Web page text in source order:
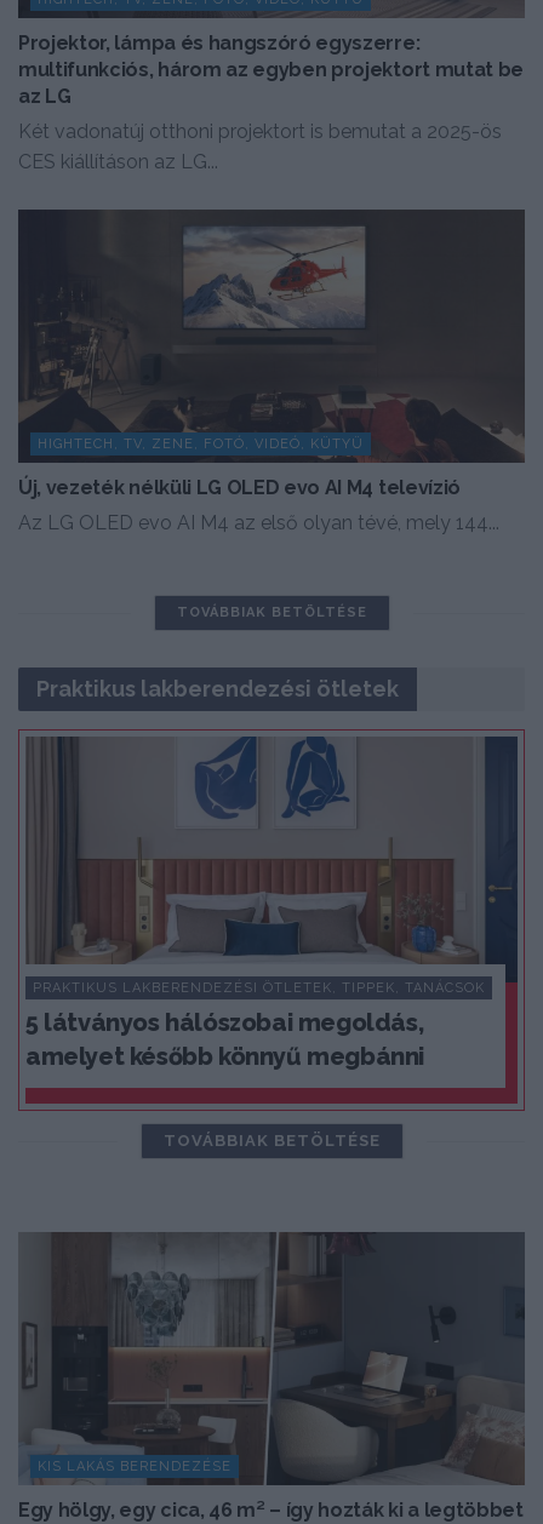
Projektor, lámpa és hangszóró egyszerre:
multifunkciós, három az egyben projektort mutat be
az LG
Két vadonatúj otthoni projektort is bemutat a 2025-ös
CES kiállításon az LG...
HIGHTECH, TV, ZENE, FOTÓ, VIDEÓ, KÜTYÜ
Új, vezeték nélküli LG OLED evo AI M4 televízió
Az LG OLED evo AI M4 az első olyan tévé, mely 144...
TOVÁBBIAK BETÖLTÉSE
Praktikus lakberendezési ötletek
PRAKTIKUS LAKBERENDEZÉSI ÖTLETEK, TIPPEK, TANÁCSOK
5 látványos hálószobai megoldás,
amelyet később könnyű megbánni
TOVÁBBIAK BETÖLTÉSE
KIS LAKÁS BERENDEZÉSE
Egy hölgy, egy cica, 46 m² – így hozták ki a legtöbbet